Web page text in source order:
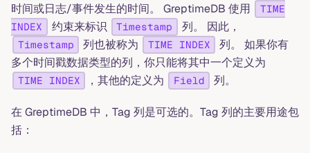
时间或日志/事件发生的时间。 GreptimeDB 使用
TIME
INDEX
约束来标识 Timestamp 列。 因此，
Timestamp 列也被称为 TIME INDEX
列。 如果你有
多个时间戳数据类型的列，你只能将其中一个定义为
TIME INDEX ，其他的定义为 Field 列。
在 GreptimeDB 中，Tag 列是可选的。Tag 列的主要用途包
括：